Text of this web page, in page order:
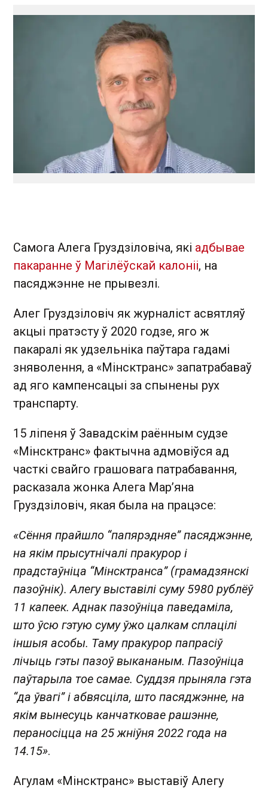
Самога Алега Груздзіловіча, які адбывае
пакаранне ў Магілёўскай калоніі, на
пасяджэнне не прывезлі.
Алег Груздзіловіч як журналіст асвятляў
акцыі пратэсту ў 2020 годзе, яго ж
пакаралі як удзельніка паўтара гадамі
зняволення, а «Мінсктранс» запатрабаваў
ад яго кампенсацыі за спынены рух
транcпарту.
15 ліпеня ў Завадскім раённым судзе
«Мінсктранс» фактычна адмовіўся ад
часткі свайго грашовага патрабавання,
расказала жонка Алега Мар’яна
Груздзіловіч, якая была на працэсе:
«Сёння прайшло “папярэдняе” пасяджэнне,
на якім прысутнічалі пракурор і
прадстаўніца “Мінсктранса” (грамадзянскі
пазоўнік). Алегу выставілі суму 5980 рублёў
11 капеек. Аднак пазоўніца паведаміла,
што ўсю гэтую суму ўжо цалкам сплацілі
іншыя асобы. Таму пракурор папрасіў
лічыць гэты пазоў выкананым. Пазоўніца
паўтарыла тое самае. Суддзя прыняла гэта
“да ўвагі” і абвясціла, што пасяджэнне, на
якім вынесуць канчатковае рашэнне,
пераносіцца на 25 жніўня 2022 года на
14.15».
Агулам «Мінсктранс» выставіў Алегу